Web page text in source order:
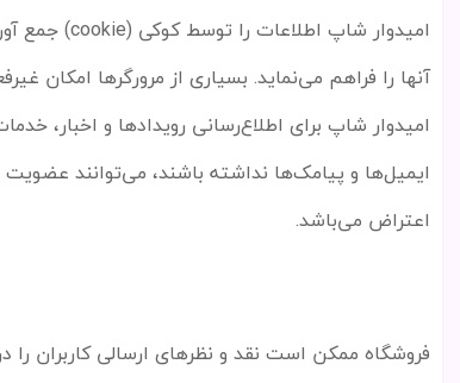
امیدوار شاپ اطلاعات را توسط کوکی (cookie)جمع
آنها را فراهم مینماید. بسیاری از مرورگرها امکان
امیدوار شاپ برای اطلاعرسانی رویدادها و اخبار،
ایمیلها و پیامکها نداشته باشند، میتوانند عضویت
اعتراض میباشد.
فروشگاه ممکن است نقد و نظرهای ارسالی کاربران